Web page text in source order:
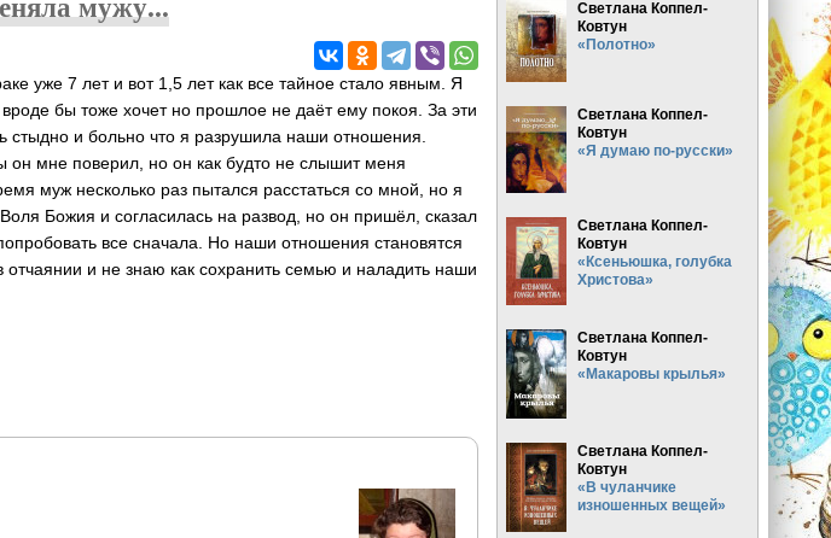
уже 7 лет и вот 1,5 лет как все тайное стало явным. Я
бы тоже хочет но прошлое не даёт ему покоя. За эти
стыдно и больно что я разрушила наши отношения.
он мне поверил, но он как будто не слышит меня
муж несколько раз пытался расстаться со мной, но я
Божия и согласилась на развод, но он пришёл, сказал
все сначала. Но наши отношения становятся
и не знаю как сохранить семью и наладить наши
Светлана Коппел-
Ковтун
«Полотно»
Светлана Коппел-
Ковтун
«Я думаю по-русски»
Светлана Коппел-
Ковтун
«Ксеньюшка, голубка
Христова»
Светлана Коппел-
Ковтун
«Макаровы крылья»
Светлана Коппел-
Ковтун
«В чуланчике
изношенных вещей»